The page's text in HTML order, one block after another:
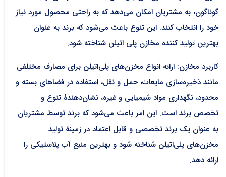
گوناگون، به مشتریان امکان می‌دهد که به راحتی محصول مورد نیاز
خود را انتخاب کنند. این تنوع باعث می‌شود که برند به عنوان
بهترین تولید کننده مخازن پلی اتیلن شناخته شود.
کاربرد مخازن: ارائه انواع مخزن‌های پلی‌اتیلن برای مصارف مختلفی
مانند ذخیره‌سازی مایعات، حمل و نقل، استفاده در فضاهای بسته و
محدود، نگهداری مواد شیمیایی و غیره، نشان‌دهندۀ تنوع و
تخصص برند است. این امر باعث می‌شود که برند توسط مشتریان
به عنوان یک برند تخصصی و قابل اعتماد در زمینۀ تولید
مخزن‌های پلی‌اتیلن شناخته شود و بهترین منبع آب پلاستیکی را
ارائه دهد.